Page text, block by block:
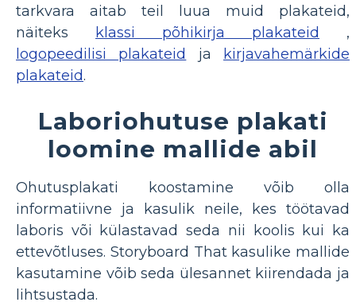
tarkvara aitab teil luua muid plakateid,
näiteks
klassi põhikirja plakateid
,
logopeedilisi plakateid
ja
kirjavahemärkide
plakateid.
Laboriohutuse plakati
loomine mallide abil
Ohutusplakati koostamine võib olla
informatiivne ja kasulik neile, kes töötavad
laboris või külastavad seda nii koolis kui ka
ettevõtluses. Storyboard That kasulike mallide
kasutamine võib seda ülesannet kiirendada ja
lihtsustada.